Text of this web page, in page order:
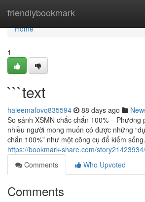
friendlybookmark
Home
Home
1
```text
haleemafovq835594 88 days ago
So sánh XSMN chắc chắn 100% – Phương
nhiều người mong muốn có được những
chắn 100%” như một công cụ để kiếm
https://bookmark-share.com/
Comments
Who Upvoted
Comments